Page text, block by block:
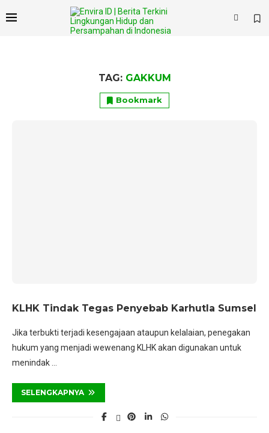
TAG: GAKKUM
Bookmark
KLHK Tindak Tegas Penyebab Karhutla Sumsel
Jika terbukti terjadi kesengajaan ataupun kelalaian, penegakan
hukum yang menjadi wewenang KLHK akan digunakan untuk
menindak …
SELENGKAPNYA